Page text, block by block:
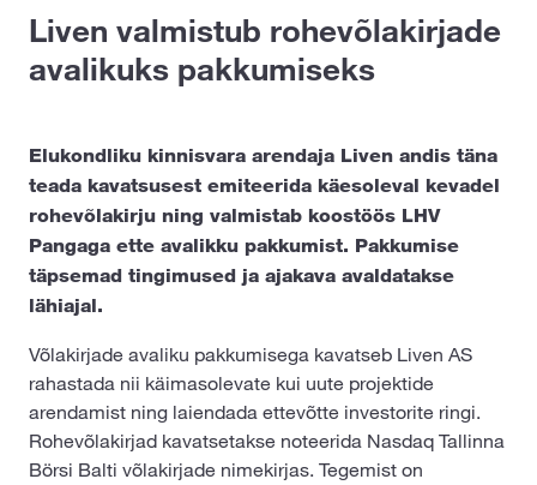
Liven valmistub rohevõlakirjade
avalikuks pakkumiseks
Elukondliku kinnisvara arendaja Liven andis täna
teada kavatsusest emiteerida käesoleval kevadel
rohevõlakirju ning valmistab koostöös LHV
Pangaga ette avalikku pakkumist. Pakkumise
täpsemad tingimused ja ajakava avaldatakse
lähiajal.
Võlakirjade avaliku pakkumisega kavatseb Liven AS
rahastada nii käimasolevate kui uute projektide
arendamist ning laiendada ettevõtte investorite ringi.
Rohevõlakirjad kavatsetakse noteerida Nasdaq Tallinna
Börsi Balti võlakirjade nimekirjas. Tegemist on